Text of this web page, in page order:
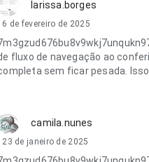
larissa.borges
6 de fevereiro de 2025
fluxo de navegação ao
sem ficar pesada.
camila.nunes
23 de janeiro de 2025